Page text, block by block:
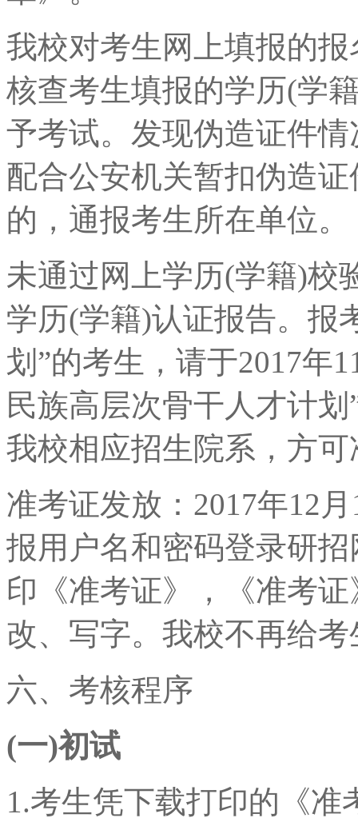
我校对考生网上填报的
核查考生填报的学历(学
予考试。发现伪造证件
配合公安机关暂扣伪造
的，通报考生所在单位。
未通过网上学历(学籍)校
学历(学籍)认证报告。报
划”的考生，请于2017年
民族高层次骨干人才计
我校相应招生院系，方可
准考证发放：2017年12
报用户名和密码登录研招
印《准考证》，《准考
改、写字。我校不再给
六、考核程序
(一)初试
1.考生凭下载打印的《